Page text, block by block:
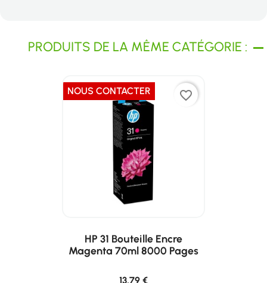
PRODUITS DE LA MÊME CATÉGORIE :
NOUS CONTACTER favorite_border
HP 31 Bouteille Encre
Magenta 70ml 8000 Pages
13,79 €